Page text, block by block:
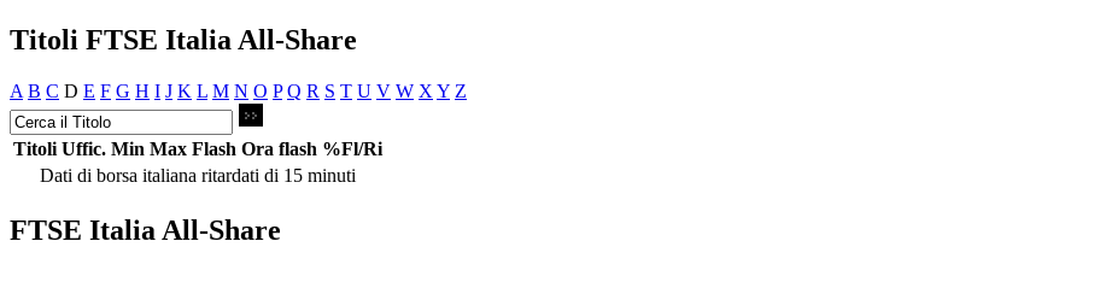
Titoli FTSE Italia All-Share
A B C D E F G H I J K L M N O P Q R S T U V W X Y Z
Titoli Uffic. Min Max Flash Ora flash %Fl/Ri
Dati di borsa italiana ritardati di 15 minuti
FTSE Italia All-Share